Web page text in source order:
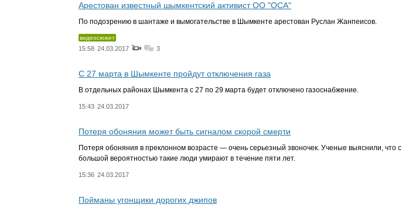
Арестован известный шымкентский активист ОО "ОСА"
По подозрению в шантаже и вымогательстве в Шымкенте арестован Руслан Жанпеисов.
видеосюжет
15:58 24.03.2017 3
С 27 марта в Шымкенте пройдут отключения газа
В отдельных районах Шымкента с 27 по 29 марта будет отключено газоснабжение.
15:43 24.03.2017
Потеря обоняния может быть сигналом скорой смерти
Потеря обоняния в преклонном возрасте — очень серьезный звоночек. Ученые выяснили, что с
большой вероятностью такие люди умирают в течение пяти лет.
15:36 24.03.2017
Пойманы угонщики дорогих джипов